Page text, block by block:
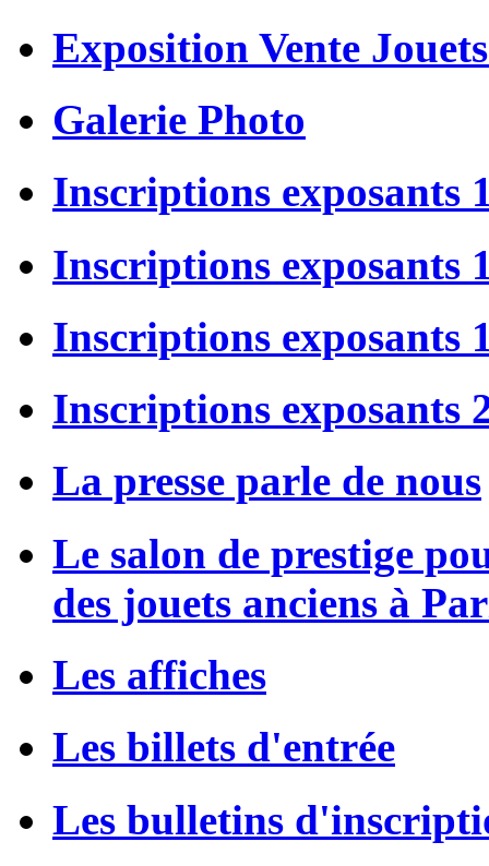
Exposition Vente
Galerie Photo
Inscriptions exposants
Inscriptions exposants
Inscriptions exposants
Inscriptions exposants
La presse parle de nous
Le salon de prestige
des jouets anciens à
Les affiches
Les billets d'entrée
Les bulletins